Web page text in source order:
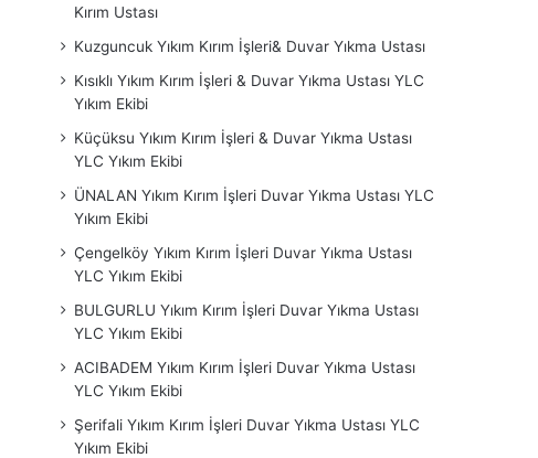
Kırım Ustası
Kuzguncuk Yıkım Kırım İşleri& Duvar Yıkma Ustası
Kısıklı Yıkım Kırım İşleri & Duvar Yıkma Ustası YLC
Yıkım Ekibi
Küçüksu Yıkım Kırım İşleri & Duvar Yıkma Ustası
YLC Yıkım Ekibi
ÜNALAN Yıkım Kırım İşleri Duvar Yıkma Ustası YLC
Yıkım Ekibi
Çengelköy Yıkım Kırım İşleri Duvar Yıkma Ustası
YLC Yıkım Ekibi
BULGURLU Yıkım Kırım İşleri Duvar Yıkma Ustası
YLC Yıkım Ekibi
ACIBADEM Yıkım Kırım İşleri Duvar Yıkma Ustası
YLC Yıkım Ekibi
Şerifali Yıkım Kırım İşleri Duvar Yıkma Ustası YLC
Yıkım Ekibi